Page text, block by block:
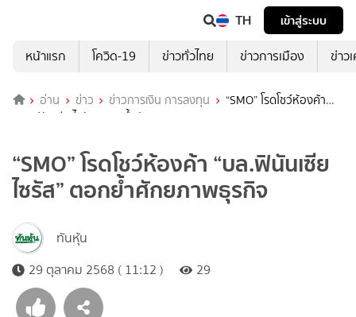
TH
เข้าสู่ระบบ
หน้าแรก
โควิด-19 ข่าวทั่วไทย ข่าวการเมือง ข่าว
อ่าน ข่าว ข่าวการเงิน การลงทุน
“SMO” โรดโชว์ห้องค้า
“บล.ฟินันเซีย ไซรัส” ตอกย้ำศักยภาพธุรกิจ
“SMO” โรดโชว์ห้องค้า “บล.ฟินันเซีย
ไซรัส” ตอกย้ำศักยภาพธุรกิจ
ทันหุ้น
29 ตุลาคม 2568 ( 11:12 )
29